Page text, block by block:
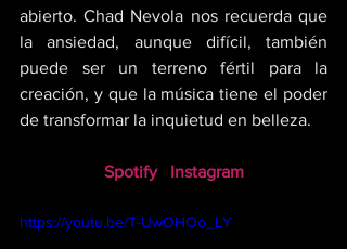
abierto. Chad Nevola nos recuerda que
la ansiedad, aunque difícil, también
puede ser un terreno fértil para la
creación, y que la música tiene el poder
de transformar la inquietud en belleza.
Spotify Instagram
https://youtu.be/T-UwOHOo_LY